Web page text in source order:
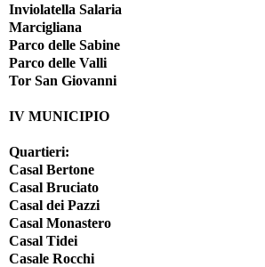
Inviolatella Salaria
Marcigliana
Parco delle Sabine
Parco delle Valli
Tor San Giovanni
IV MUNICIPIO
Quartieri:
Casal Bertone
Casal Bruciato
Casal dei Pazzi
Casal Monastero
Casal Tidei
Casale Rocchi